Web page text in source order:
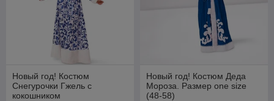
Новый год! Костюм
Снегурочки Гжель с
кокошником
Новый год! Костюм Деда
Мороза. Размер one size
(48-58)